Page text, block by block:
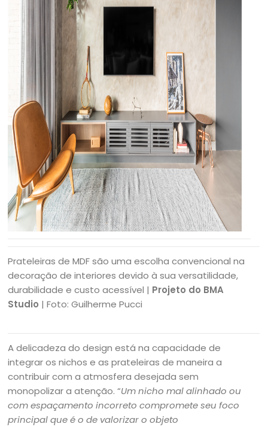
Prateleiras de MDF são uma escolha convencional na
decoração de interiores devido à sua versatilidade,
durabilidade e custo acessível | Projeto do BMA
Studio | Foto: Guilherme Pucci
A delicadeza do design está na capacidade de
integrar os nichos e as prateleiras de maneira a
contribuir com a atmosfera desejada sem
monopolizar a atenção. “Um nicho mal alinhado ou
com espaçamento incorreto compromete seu foco
principal que é o de valorizar o objeto